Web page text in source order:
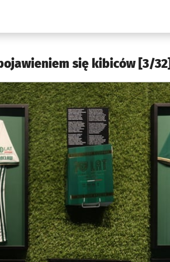
się kibiców [3/32]